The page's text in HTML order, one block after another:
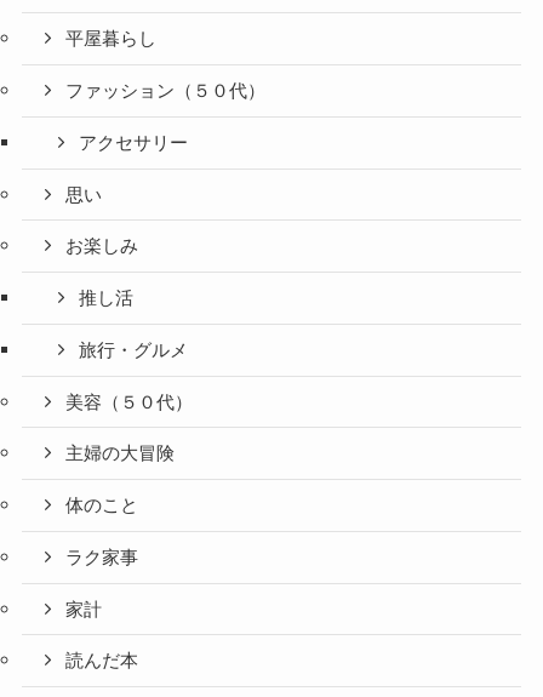
平屋暮らし
ファッション（５０代）
アクセサリー
思い
お楽しみ
推し活
旅行・グルメ
美容（５０代）
主婦の大冒険
体のこと
ラク家事
家計
読んだ本